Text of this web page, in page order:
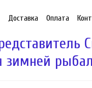
Доставка Оплата
зимней